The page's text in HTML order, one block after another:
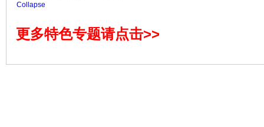
更多特色专题请点击>>